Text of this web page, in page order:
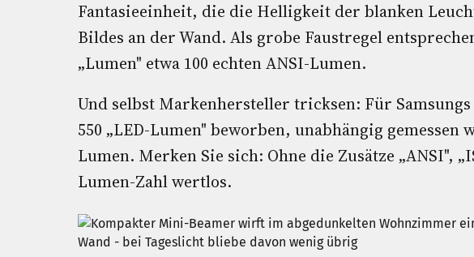
Fantasieeinheit, die die Helligkeit der blanken
Bildes an der Wand. Als grobe Faustregel
„Lumen" etwa 100 echten ANSI-Lumen.
Und selbst Markenhersteller tricksen: Für
550 „LED-Lumen" beworben, unabhängig gemessen
Lumen. Merken Sie sich: Ohne die Zusätze „ANSI",
Lumen-Zahl wertlos.